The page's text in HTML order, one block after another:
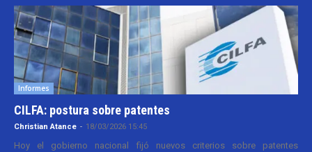
Informes
CILFA: postura sobre patentes
Christian Atance - 18/03/2026 15:45
Hoy el gobierno nacional fijó nuevos criterios sobre patentes